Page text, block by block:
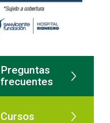
Preguntas
frecuentes
Cursos